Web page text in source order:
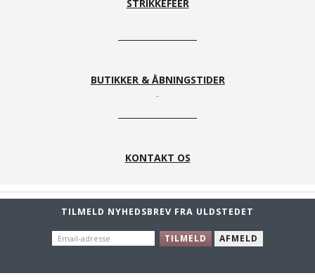
STRIKKEFEER
BUTIKKER & ÅBNINGSTIDER
KONTAKT OS
TILMELD NYHEDSBREV FRA ULDSTEDET
EMAIL-
ADRESSE
TILMELD AFMELD